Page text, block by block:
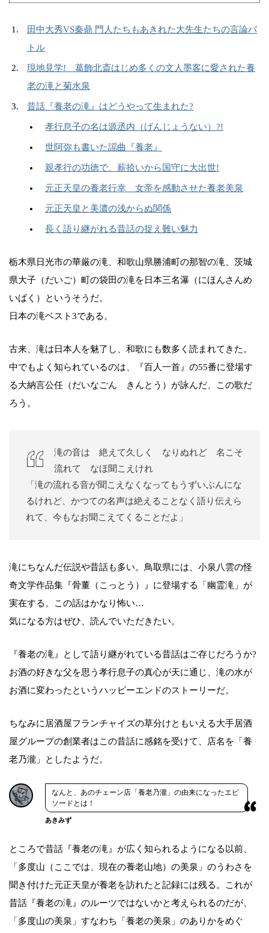
田中大秀VS秦鼎 門人たちもあきれた大先生たちの言論バ
トル
現地見学! 葛飾北斎はじめ多くの文人墨客に愛された養
老の滝と菊水泉
昔話『養老の滝』はどうやって生まれた?
孝行息子の名は源丞内（げんじょうない）?!
世阿弥も書いた謡曲『養老』
親孝行の功徳で、薪拾いから国守に大出世!
元正天皇の養老行幸 女帝を感動させた養老美泉
元正天皇と美濃の浅からぬ関係
長く語り継がれる昔話の捉え難い魅力
栃木県日光市の華厳の滝、和歌山県勝浦町の那智の滝、茨城
県大子（だいご）町の袋田の滝を日本三名瀑（にほんさんめ
いばく）というそうだ。
日本の滝ベスト3である。
古来、滝は日本人を魅了し、和歌にも数多く読まれてきた。
中でもよく知られているのは、『百人一首』の55番に登場す
る大納言公任（だいなごん きんとう）が詠んだ、この歌だ
ろう。
滝の音は 絶えて久しく なりぬれど 名こそ
流れて なほ聞こえけれ
「滝の流れる音が聞こえなくなってもうずいぶんにな
るけれど、かつての名声は絶えることなく語り伝えら
れて、今もなお聞こえてくることだよ」
滝にちなんだ伝説や昔話も多い。鳥取県には、小泉八雲の怪
奇文学作品集『骨董（こっとう）』に登場する「幽霊滝」が
実在する。この話はかなり怖い…
気になる方はぜひ、読んでいただきたい。
『養老の滝』として語り継がれている昔話はご存じだろうか?
お酒の好きな父を思う孝行息子の真心が天に通じ、滝の水が
お酒に変わったというハッピーエンドのストーリーだ。
ちなみに居酒屋フランチャイズの草分けともいえる大手居酒
屋グループの創業者はこの昔話に感銘を受けて、店名を「養
老乃瀧」としたようだ。
なんと、あのチェーン店「養老乃瀧」の由来になったエピ
ソードとは！
あきみず
ところで昔話『養老の滝』が広く知られるようになる以前、
「多度山（ここでは、現在の養老山地）の美泉」のうわさを
聞き付けた元正天皇が養老を訪れたと記録には残る。これが
昔話『養老の滝』のルーツではないかと考えられるのだが、
「多度山の美泉」すなわち「養老の美泉」のありかをめぐ